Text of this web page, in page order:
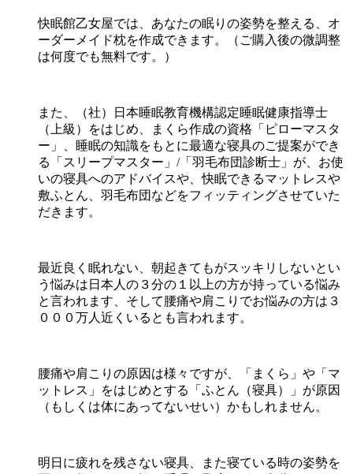
快眠館乙女屋では、あなたの眠りの姿勢を整える、オ
ーダーメイド枕を作成できます。（ご購入後の微調整
は何度でも無料です。）
また、（社）日本睡眠教育機構認定睡眠健康指導士
（上級）をはじめ、まくら作成の資格「ピローマスタ
ー」、睡眠の知識をもとに最適な寝具のご提案ができ
る「スリープマスター」/「羽毛布団診断士」が、お使
いの寝具へのアドバイスや、快眠できるマットレスや
敷ふとん、羽毛布団などをフィッティングさせていた
だきます。
最近良く眠れない、朝起きてもがスッキリしないとい
う悩みは日本人の３分の１以上の方が持っている悩み
と言われます、そして腰痛や肩こりでお悩みの方は３
０００万人近くいるとも言われます。
腰痛や肩こりの原因は様々ですが、「まくら」や「マ
ットレス」をはじめとする「ふとん（寝具）」が原因
（もしくは体にあってないせい）かもしれません。
明日に疲れを残さない寝具、また寝ている時の姿勢を